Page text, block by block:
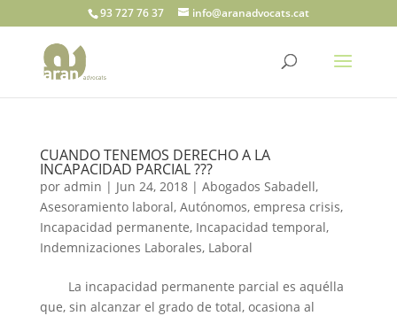
93 727 76 37 info@aranadvocats.cat
CUANDO TENEMOS DERECHO A LA
INCAPACIDAD PARCIAL ???
por admin | Jun 24, 2018| Abogados Sabadell,
Asesoramiento laboral, Autónomos, empresa crisis,
Incapacidad permanente, Incapacidad temporal,
Indemnizaciones Laborales, Laboral
La incapacidad permanente parcial es aquélla
que, sin alcanzar el grado de total, ocasiona al